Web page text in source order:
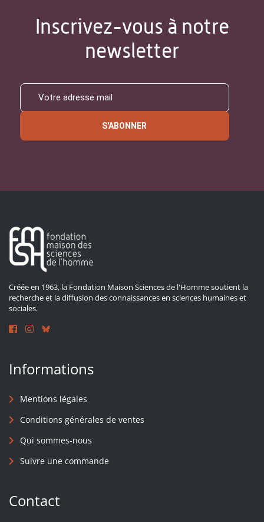
Inscrivez-vous à notre
newsletter
S'ABONNER
Créée en 1963, la Fondation Maison Sciences de l'Homme soutient la
recherche et la diffusion des connaissances en sciences humaines et
sociales.
Informations
Mentions légales
Conditions générales de ventes
Qui sommes-nous
Suivre une commande
Contact